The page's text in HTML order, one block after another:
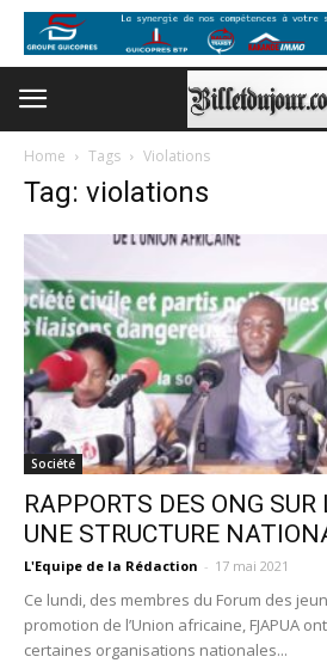
Home Tags Violations
Tag: violations
Société
RAPPORTS DES ONG SUR
UNE STRUCTURE
L'Equipe de la Rédaction - 17 mai 2021
Ce lundi, des membres du Forum des
promotion de l’Union africaine, FJAPUA
certaines organisations nationales...